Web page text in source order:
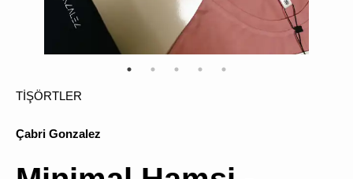
TİŞÖRTLER
Çabri Gonzalez